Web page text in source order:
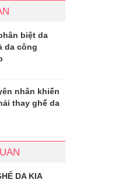
biệt da
da công
nhân khiến
thay ghế da
DA KIA